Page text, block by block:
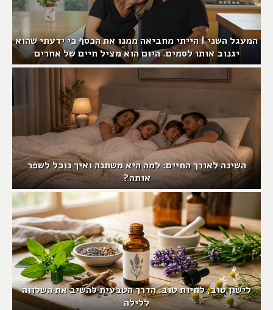
המעגל השני | הייתי מחביאה ממנו את הכסף כי ידעתי שהוא
יגנוב אותו לסמים. היום הוא מציל חיים של אחרים
השינה לאורך החיים: למה היא משתנה ואיך נוכל לשפר
אותה?
לישון טוב, לחיות טוב: הדרך הטבעית להשיב את השלווה
ללילה